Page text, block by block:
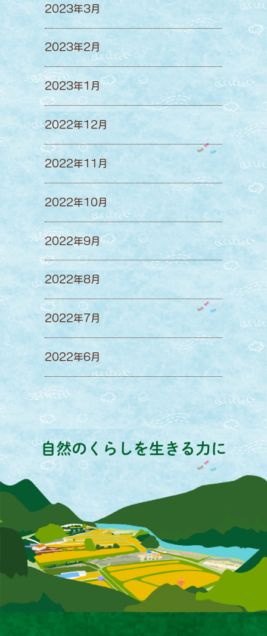
2023年3月
2023年2月
2023年1月
2022年12月
2022年11月
2022年10月
2022年9月
2022年8月
2022年7月
2022年6月
自然のくらしを生きる力に